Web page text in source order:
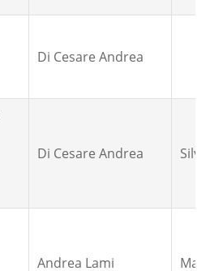
Di Cesare Andrea
Di Cesare Andrea Silvia
Andrea Lami